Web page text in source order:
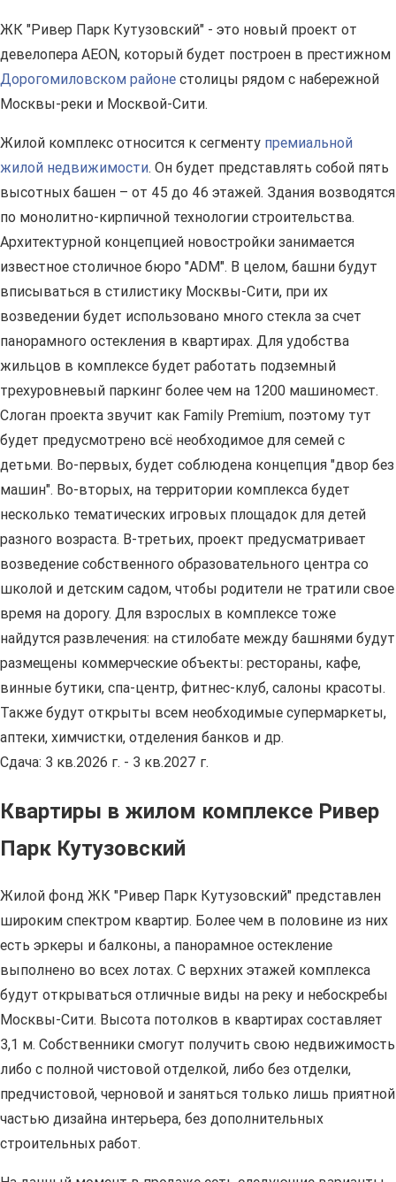
ЖК "Ривер Парк Кутузовский" - это новый проект от
девелопера AEON, который будет построен в престижном
Дорогомиловском районе столицы рядом с набережной
Москвы-реки и Москвой-Сити.
Жилой комплекс относится к сегменту премиальной
жилой недвижимости. Он будет представлять собой пять
высотных башен – от 45 до 46 этажей. Здания возводятся
по монолитно-кирпичной технологии строительства.
Архитектурной концепцией новостройки занимается
известное столичное бюро "ADM". В целом, башни будут
вписываться в стилистику Москвы-Сити, при их
возведении будет использовано много стекла за счет
панорамного остекления в квартирах. Для удобства
жильцов в комплексе будет работать подземный
трехуровневый паркинг более чем на 1200 машиномест.
Слоган проекта звучит как Family Premium, поэтому тут
будет предусмотрено всё необходимое для семей с
детьми. Во-первых, будет соблюдена концепция "двор без
машин". Во-вторых, на территории комплекса будет
несколько тематических игровых площадок для детей
разного возраста. В-третьих, проект предусматривает
возведение собственного образовательного центра со
школой и детским садом, чтобы родители не тратили свое
время на дорогу. Для взрослых в комплексе тоже
найдутся развлечения: на стилобате между башнями будут
размещены коммерческие объекты: рестораны, кафе,
винные бутики, спа-центр, фитнес-клуб, салоны красоты.
Также будут открыты всем необходимые супермаркеты,
аптеки, химчистки, отделения банков и др.
Сдача: 3 кв.2026 г. - 3 кв.2027 г.
Квартиры в жилом комплексе Ривер
Парк Кутузовский
Жилой фонд ЖК "Ривер Парк Кутузовский" представлен
широким спектром квартир. Более чем в половине из них
есть эркеры и балконы, а панорамное остекление
выполнено во всех лотах. С верхних этажей комплекса
будут открываться отличные виды на реку и небоскребы
Москвы-Сити. Высота потолков в квартирах составляет
3,1 м. Собственники смогут получить свою недвижимость
либо с полной чистовой отделкой, либо без отделки,
предчистовой, черновой и заняться только лишь приятной
частью дизайна интерьера, без дополнительных
строительных работ.